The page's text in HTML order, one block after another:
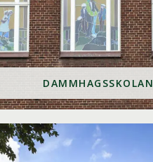
DAMMHAGSSKOLAN